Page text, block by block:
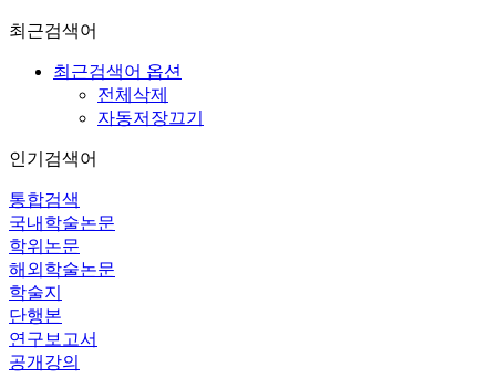
최근검색어
최근검색어 옵션
전체삭제
자동저장끄기
인기검색어
통합검색
국내학술논문
학위논문
해외학술논문
학술지
단행본
연구보고서
공개강의